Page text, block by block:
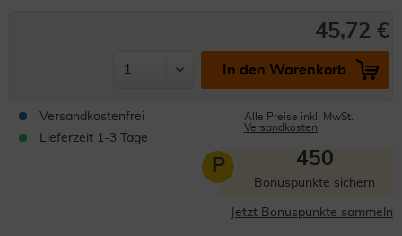
45,72 €
In den Warenkorb
Versandkostenfrei
Lieferzeit 1-3 Tage
Alle Preise inkl. MwSt.
Versandkosten
P 450
Bonuspunkte sichern
Jetzt Bonuspunkte sammeln